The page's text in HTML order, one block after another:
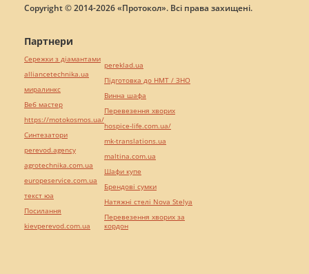
Copyright © 2014-2026 «Протокол». Всі права захищені.
Партнери
Сережки з діамантами
alliancetechnika.ua
миралинкс
Веб мастер
https://motokosmos.ua/
Синтезатори
perevod.agency
agrotechnika.com.ua
europeservice.com.ua
текст юа
Посилання
kievperevod.com.ua
pereklad.ua
Підготовка до НМТ / ЗНО
Винна шафа
Перевезення хворих
hospice-life.com.ua/
mk-translations.ua
maltina.com.ua
Шафи купе
Брендові сумки
Натяжні стелі Nova Stelya
Перевезення хворих за
кордон